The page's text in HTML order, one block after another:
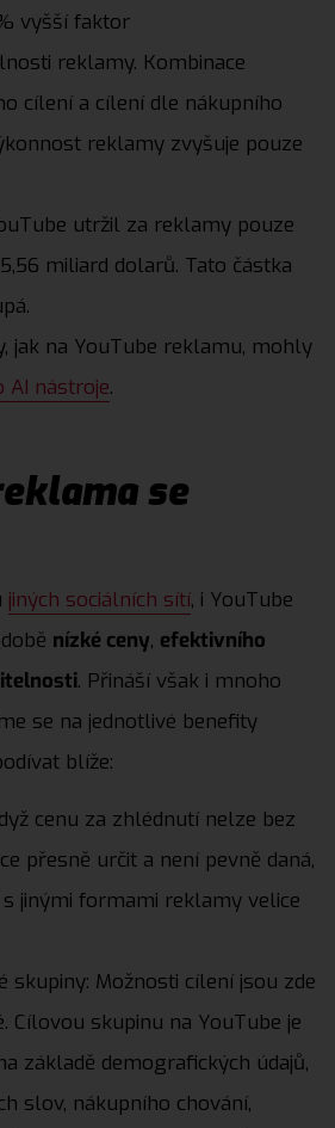
vyšší faktor
reklamy. Kombinace
cílení a cílení dle nákupního
reklamy zvyšuje pouze
utržil za reklamy pouze
miliard dolarů. Tato částka
jak na YouTube reklamu, mohly
AI nástroje.
se
jiných sociálních sítí, i YouTube
nízké ceny, efektivního
. Přináší však i mnoho
se na jednotlivé benefity
blíže:
cenu za zhlédnutí nelze bez
přesně určit a není pevně daná,
jinými formami reklamy velice
skupiny: Možnosti cílení jsou zde
Cílovou skupinu na YouTube je
základě demografických údajů,
slov, nákupního chování,